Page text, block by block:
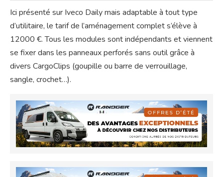
Ici présenté sur Iveco Daily mais adaptable à tout type
d’utilitaire, le tarif de l’aménagement complet s’élève à
12000 €. Tous les modules sont indépendants et viennent
se fixer dans les panneaux perforés sans outil grâce à
divers CargoClips (goupille ou barre de verrouillage,
sangle, crochet…).